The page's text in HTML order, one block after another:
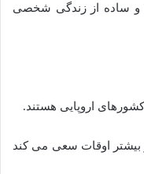
ساده از زندگی شخصی
کشورهای اروپایی هستند.
بیشتر اوقات سعی می کند